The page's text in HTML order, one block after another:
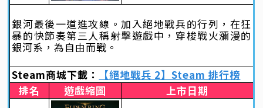
銀河最後一道進攻線。加入絕地戰兵的行列，在狂
暴的快節奏第三人稱射擊遊戲中，穿梭戰火瀰漫的
銀河系，為自由而戰。
Steam商城下載：
【絕地戰兵 2】Steam 排行榜
排名
遊戲縮圖
上市日期